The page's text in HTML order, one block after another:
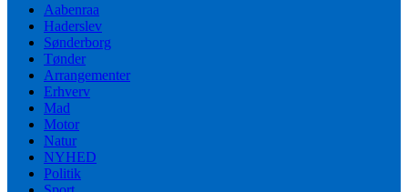
Aabenraa
Haderslev
Sønderborg
Tønder
Arrangementer
Erhverv
Mad
Motor
Natur
NYHED
Politik